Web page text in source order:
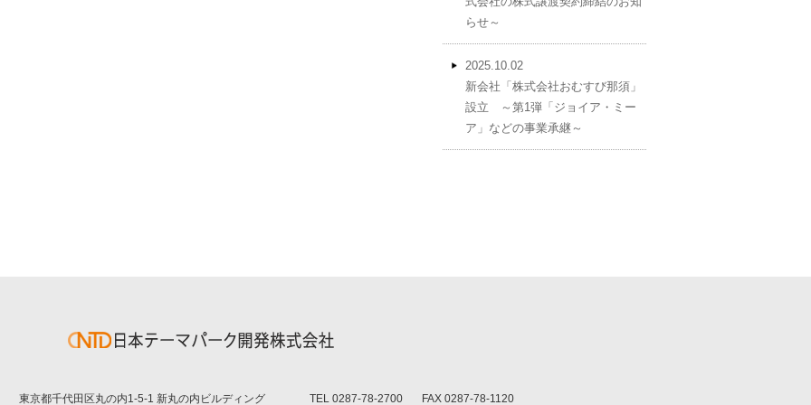
らせ～
2025.10.02
新会社「株式会社おむすび那須」
設立 ～第1弾「ジョイア・ミー
ア」などの事業承継～
東京都千代田区丸の内1-5-1 新丸の内ビルディング TEL 0287-78-2700 FAX 0287-78-1120